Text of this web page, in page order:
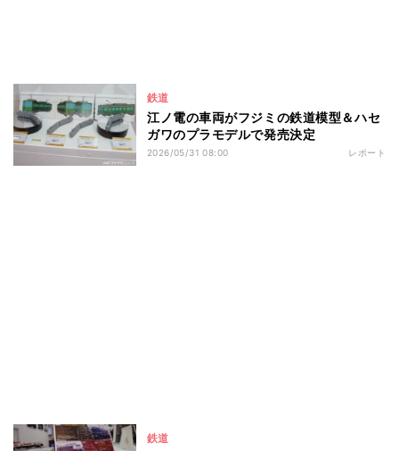
鉄道
江ノ電の車両がフジミの鉄道模型＆ハセ
ガワのプラモデルで発売決定
2026/05/31 08:00 レポート
鉄道